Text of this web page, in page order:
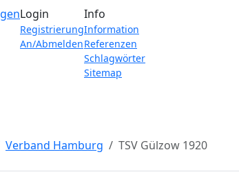
Login
Registrierung
An/Abmelden
Info
Information
Referenzen
Schlagwörter
Sitemap
Verband Hamburg TSV Gülzow 1920